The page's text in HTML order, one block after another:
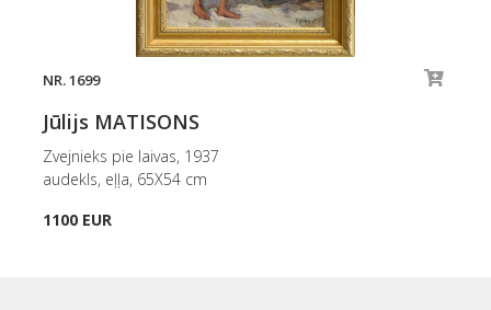
NR. 1699
Jūlijs MATISONS
Zvejnieks pie laivas, 1937
audekls, eļļa, 65X54 cm
1100 EUR